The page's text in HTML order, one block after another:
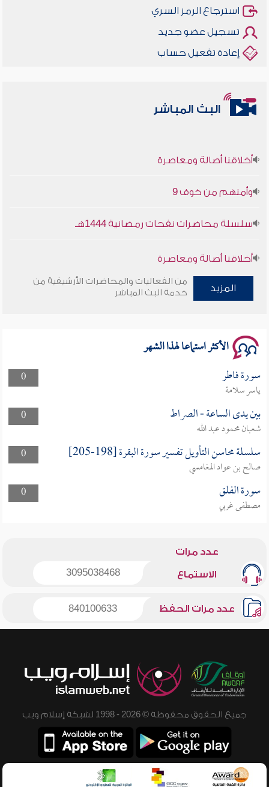
استرجاع الرمز السري
تسجيل عضو جديد
إعادة تفعيل حساب
البث المباشر
أخلاقنا أصالة ومعاصرة
وأمنهم من خوف 9
سلسلة محاضرات نفحات رمضانية 1444هـ
أخلاقنا أصالة ومعاصرة
وأمنهم من خوف 9
المزيد
من الفعاليات والمحاضرات الأرشيفية من
خدمة البث المباشر
الأكثر استماعا لهذا الشهر
0 سورة فاطر
ياسر سلامة
0
بين يدى الساعة - الصراط
شعبان محمود عبد الله
0
سلسلة محاسن التأويل تفسير سورة البقرة [198-205]
صالح بن عواد المغامسي
0
سورة الفلق
مصطفى غربي
عدد مرات
الاستماع 3095038468
عدد مرات الحفظ 840100633
جميع الحقوق محفوظة © 2026 - 1998 لشبكة إسلام ويب